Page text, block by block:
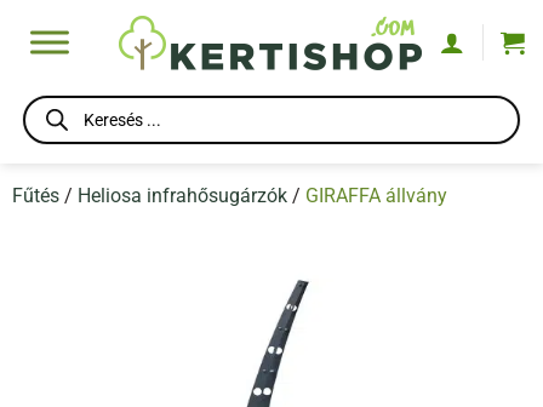
Products
search
Fűtés / Heliosa infrahősugárzók / GIRAFFA állvány